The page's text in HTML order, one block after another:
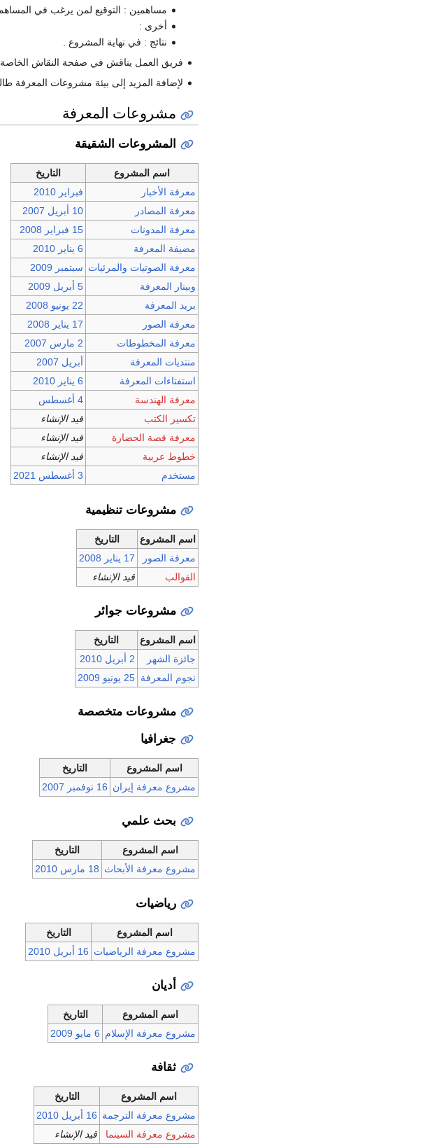
مساهمين : التوقيع لمن يرغب في
أخرى :
نتائج : في نهاية المشروع .
فريق العمل يناقش في صفحة النقاش
لإضافة المزيد إلى بيئة مشروعات المعرفة
مشروعات المعرفة
المشروعات الشقيقة
اسم المشروع
التاريخ
معرفة الأخبار
فبراير 2010
معرفة المصادر
10 أبريل
2007
معرفة المدونات
15 فبراير
2008
مضيفة المعرفة
6 يناير
2010
معرفة الصوتيات والمرئيات سبتمبر 2009
وبينار المعرفة
5 أبريل
2009
بريد المعرفة
22 يونيو
2008
معرفة الصور
17 يناير
2008
معرفة المخطوطات
2 مارس
2007
منتديات المعرفة
أبريل 2007
استفتاءات المعرفة
6 يناير
2010
معرفة الهندسة
4 أغسطس
تكسير الكتب
قيد الإنشاء
معرفة قصة الحضارة
قيد الإنشاء
خطوط عربية
قيد الإنشاء
مستخدم
3 أغسطس 2021
مشروعات تنظيمية
اسم المشروع
التاريخ
معرفة الصور
17 يناير
2008
القوالب
قيد الإنشاء
مشروعات جوائر
اسم المشروع
التاريخ
جائزة الشهر
2 أبريل
2010
نجوم المعرفة 25 يونيو 2009
مشروعات متخصصة
جغرافيا
اسم المشروع
التاريخ
مشروع معرفة إيران 16 نوفمبر 2007
بحث علمي
اسم المشروع
التاريخ
مشروع معرفة الأبحاث 18 مارس 2010
رياضيات
اسم المشروع
التاريخ
مشروع معرفة الرياضيات 16 أبريل 2010
أديان
اسم المشروع
التاريخ
مشروع معرفة الإسلام 6 مايو 2009
ثقافة
اسم المشروع
التاريخ
مشروع معرفة الترجمة 16 أبريل
2010
مشروع معرفة السينما
قيد الإنشاء